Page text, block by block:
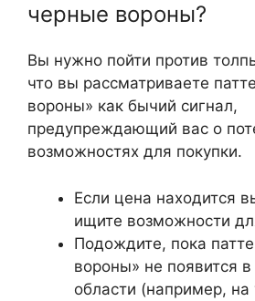
черные вороны?
Вы нужно пойти против
что вы рассматриваете
вороны» как бычий сигнал,
предупреждающий вас о
возможностях для покупки.
Если цена находится
ищите возможности
Подождите, пока
вороны» не появится
области (например, на